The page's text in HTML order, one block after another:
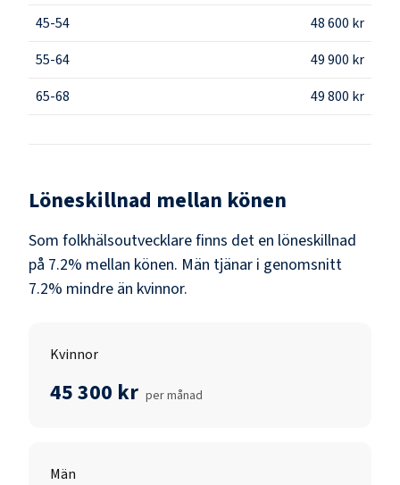
45-54
48 600 kr
55-64
49 900 kr
65-68
49 800 kr
Löneskillnad mellan könen
Som folkhälsoutvecklarefinns det en löneskillnad
på 7.2% mellan könen. Män tjänar i genomsnitt
7.2% mindre än kvinnor.
Kvinnor
45 300 kr per månad
Män